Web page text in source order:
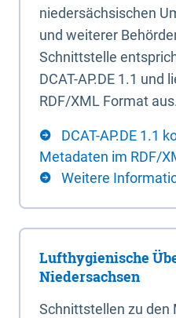
niedersächsischen
und weiterer
Schnittstelle
DCAT-AP.DE 1.1 und
RDF/XML Format aus.
DCAT-AP.DE 1.1
Metadaten im RDF/
Weitere
Lufthygienische
Niedersachsen
Schnittstellen zu den